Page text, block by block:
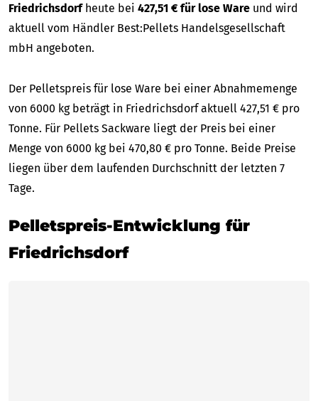
Friedrichsdorf heute bei 427,51 € für lose Ware und wird
aktuell vom Händler Best:Pellets Handelsgesellschaft
mbH angeboten.
Der Pelletspreis für lose Ware bei einer Abnahmemenge
von 6000 kg beträgt in Friedrichsdorf aktuell 427,51 € pro
Tonne. Für Pellets Sackware liegt der Preis bei einer
Menge von 6000 kg bei 470,80 € pro Tonne. Beide Preise
liegen über dem laufenden Durchschnitt der letzten 7
Tage.
Pelletspreis-Entwicklung für
Friedrichsdorf